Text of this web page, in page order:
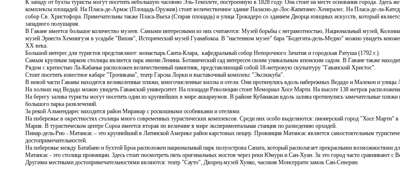
К западу от бухты туристы могут посетить небольшую часовню Эль-Темплете, построенную в 1828 году. Она стоит на месте основания города. Здесь
комплексы площадей. На Пласа-де-Армас (Площадь Оружия) стоит величественное здание Паласио-де-Лос-Капитанес-Хенералес. На Пласа-де-ла-
собор Св. Христофора. Примечательны также Пласа-Вьеха (Старая площадь) и улица Трокадеро со зданием Дворца изящных искусств, который
западного полушария.
В Гаване имеется большое количество музеев. Самыми интересными из них считаются: Музей борьбы с неграмотностью, Национальный музей,
музей Эрнеста Хемингуэя в усадьбе "Вихия", Исторический музей Гуанабокоа. В "настенном музее" бара "Бодегита-дель-Медио" можно увидеть
ХХ века.
Большой интерес для туристов представляют: монастырь Санта-Клара, кафедральный собор Непорочного Зачатия и городская Ратуша (1792 г.).
Самым крупным парком столицы является парк имени Ленина. Ботанический сад интересен своим уникальным японским садом. В Гаване также
Рядом с крепостью Ла-Кабанья расположен величественный памятник, представляющий собой 18-метровую скульптуру "Гаванский Христос".
Стоит посетить известное кабаре "Тропикана", театр Гарсиа Лорки и выставочный комплекс "Экспокуба".
В новой части Гаваны находятся великолепные пляжи, многочисленные виллы и отели. Они протянулись вдоль набережных Ведадо и Малекон и улицы
На холмах над Ведадо можно увидеть Гаванский университет. На площади Революции стоит Мемориал Хосе Марти. На высоте 138 метров
На берегу залива туристы могут посетить один из крупнейших в мире аквариумов. В районе Кубанакан вдоль залива протянулись замечательные
большого парка развлечений.
За рекой Альмендарес находится район Мирамар с роскошными особняками и отелями.
На побережье в окрестностях столицы много современных туристических комплексов. Среди них особо выделяются: пионерский город "Хосе Марти" в
Мария. В туристическом центре Сороа имеется вторая по величине в мире экспериментальная станция по разведению орхидей.
Пинар-дель-Рио - Матансас – это крупнейший в Латинской Америке район карстовых пещер. Провинция Матансас является самостоятельным
достопримечательностей.
На побережье между Батабано и бухтой Броа расположен национальный парк полуострова Сапата, который располагает прекрасными возможностями
Матансас - это столица провинции. Здесь стоит посмотреть пять оригинальных мостов через реки Юмури и Сан-Хуан. За это город часто сравнивают с
Другими местными достопримечательностями являются: театр "Сауто", Дворец-музей Хунко, часовня Монсеррати замок Сан-Северин.